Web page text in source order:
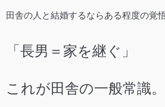
田舎の人と結婚するならある程度の覚
「長男＝家を継ぐ」
これが田舎の一般常識。